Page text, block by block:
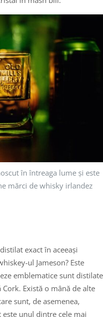
în întreaga lume și este
mărci de whisky irlandez
exact în aceeași
ul Jameson? Este
emblematice sunt distilate
Există o mână de alte
sunt, de asemenea,
este unul dintre cele mai